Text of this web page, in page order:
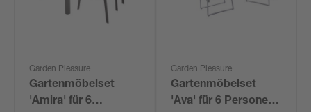
Garden Pleasure
Gartenmöbelset
'Amira' für 6
Garden Pleasure
Gartenmöbelset
'Ava' für 6 Personen